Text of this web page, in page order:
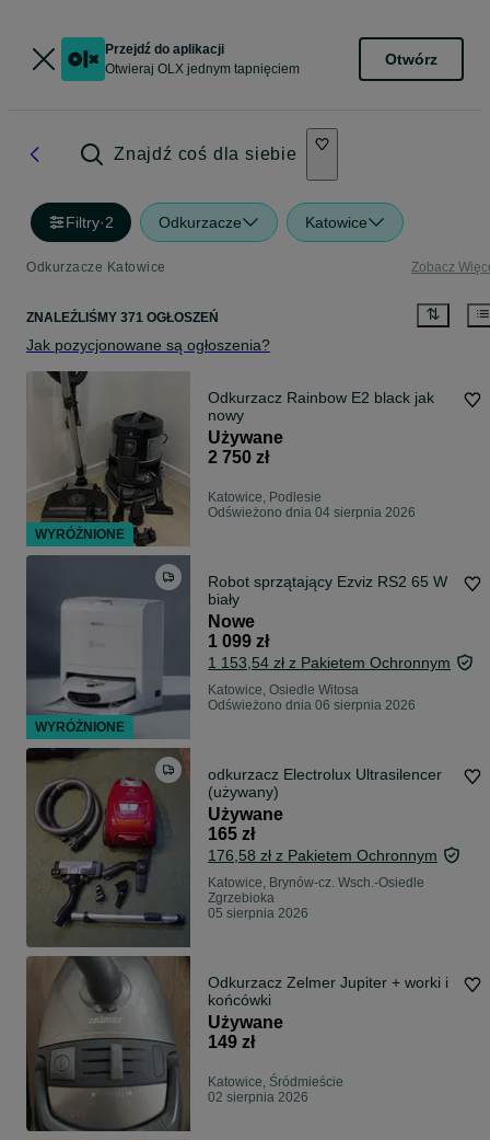
Przejdź do aplikacji
Otwieraj OLX jednym tapnięciem
Otwórz
Znajdź coś dla siebie
Filtry·2 Odkurzacze Katowice
Odkurzacze Katowice Zobacz
ZNALEŹLIŚMY 371 OGŁOSZEŃ
Jak pozycjonowane są ogłoszenia?
Odkurzacz Rainbow E2 black jak
nowy
Używane
2 750 zł
Katowice, Podlesie
Odświeżono dnia 04 sierpnia 2026
Robot sprzątający Ezviz RS2 65 W
biały
Nowe
1 099 zł
1 153,54 zł z Pakietem Ochronnym
Katowice, Osiedle Witosa
Odświeżono dnia 06 sierpnia 2026
odkurzacz Electrolux Ultrasilencer
(używany)
Używane
165 zł
176,58 zł z Pakietem Ochronnym
Katowice, Brynów-cz. Wsch.-Osiedle
Zgrzebioka
05 sierpnia 2026
Odkurzacz Zelmer Jupiter + worki i
końcówki
Używane
149 zł
Katowice, Śródmieście
02 sierpnia 2026
WYRÓŻNIONE
WYRÓŻNIONE